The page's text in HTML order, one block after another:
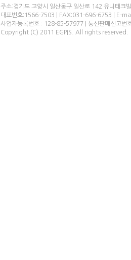
주소:경기도 고양시 일산동구 일산로 142 유니테크
대표번호:1566-7503 | FAX:031-696-6753 | E-
사업자등록번호 : 128-85-57977 | 통신판매신고번
Copyright (C) 2011 EGPIS. All rights reserved.